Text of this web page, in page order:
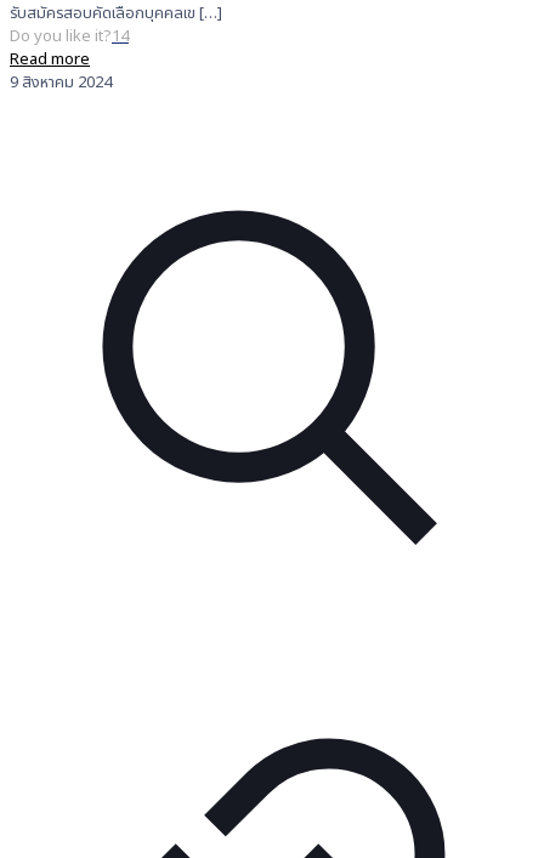
รับสมัครสอบคัดเลือกบุคคลเข […]
Do you like it?14
Read more
9 สิงหาคม 2024